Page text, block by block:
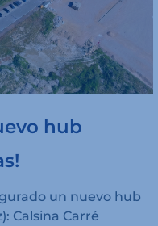
hub
un nuevo hub
Calsina Carré